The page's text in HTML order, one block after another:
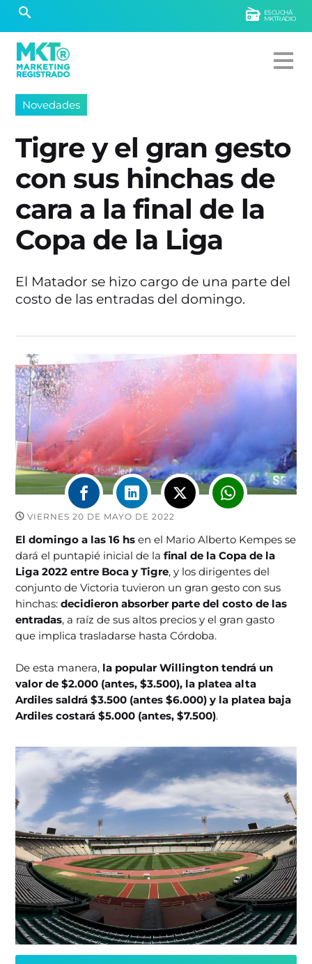
ESCUCHÁ
MKTRADIO
Novedades
Tigre y el gran gesto
con sus hinchas de
cara a la final de la
Copa de la Liga
El Matador se hizo cargo de una parte del
costo de las entradas del domingo.
VIERNES 20 DE MAYO DE 2022
El domingo a las 16 hs en el Mario Alberto Kempes se
dará el puntapié inicial de lafinal de la Copa de la
Liga 2022 entre Boca y Tigre, y los dirigentes del
conjunto de Victoria tuvieron un gran gesto con sus
hinchas:decidieron absorber parte del costo de las
entradas, a raíz de sus altos precios y el gran gasto
que implica trasladarse hasta Córdoba.
De esta manera, la popular Willington tendrá un
valor de $2.000 (antes, $3.500), la platea alta
Ardiles saldrá $3.500 (antes $6.000) y la platea baja
Ardiles costará $5.000 (antes, $7.500).